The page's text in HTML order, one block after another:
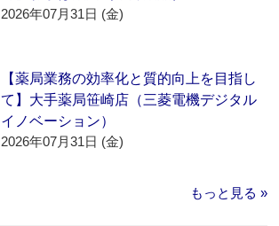
2026年07月31日 (金)
【薬局業務の効率化と質的向上を目指し
て】大手薬局笹崎店（三菱電機デジタル
イノベーション）
2026年07月31日 (金)
もっと見る »